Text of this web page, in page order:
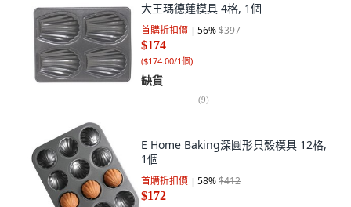
大王瑪德蓮模具 4格, 1個
首購折扣價 56%$397
$174
($174.00/1個)
缺貨
(9)
E Home Baking深圓形貝殼模具 12格,
1個
首購折扣價 58%$412
$172